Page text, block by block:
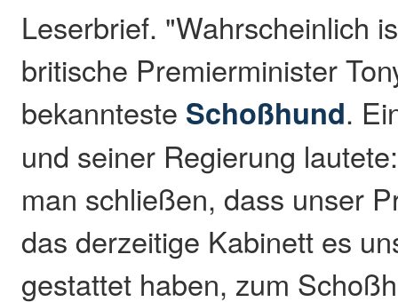
Leserbrief. "Wahrscheinlich
britische Premierminister
bekannteste Schoßhund.
und seiner Regierung
man schließen, dass unser
das derzeitige Kabinett es
gestattet haben, zum